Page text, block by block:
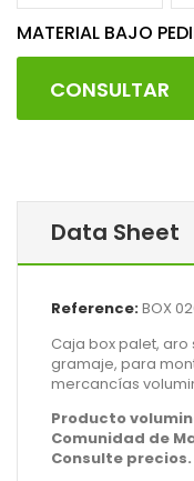
MATERIAL BAJO
CONSULTAR
Data Sheet
Reference:BOX
Caja box palet,
gramaje, para
mercancías
Producto
Comunidad de
Consulte precios.